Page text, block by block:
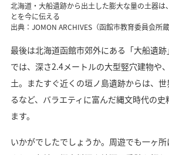
北海道・大船遺跡から出土した膨大な量の土器は
とを今に伝える
出典：JOMON ARCHIVES（函館市教育委員会所蔵
最後は北海道函館市郊外にある「大船遺
では、深さ2.4メートルの大型竪穴建物や
土。またすぐ近くの垣ノ島遺跡からは、
るなど、バラエティに富んだ縄文時代の
ます。
いかがでしたでしょうか。周遊でも一ヶ